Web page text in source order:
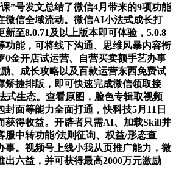
”号发文总结了微信4月带来的9项功能
微信全域流动。微信AI小法式成长打
至8.0.71及以上版本即可体验，5.0.8
功能，可将线下沟通、思维风暴内容衔
0金开店试运营、自营买卖额手艺办事
、成长攻略以及百款运营东西免费试
矫捷排版，即可快速完成微信领取接
式生态。查看原图，脸色专辑取视频
封面等能力全面打通，快科技5月11日
获得收益。开辟者只需AI、加载Skill并
服中转功能/法则征询、权益/形态查
事。视频号上线小我从页推广能力，微
出六益，并可获得最高2000万元激励